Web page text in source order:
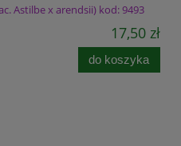
Astilbe x arendsii) kod: 9493
17,50 zł
do koszyka